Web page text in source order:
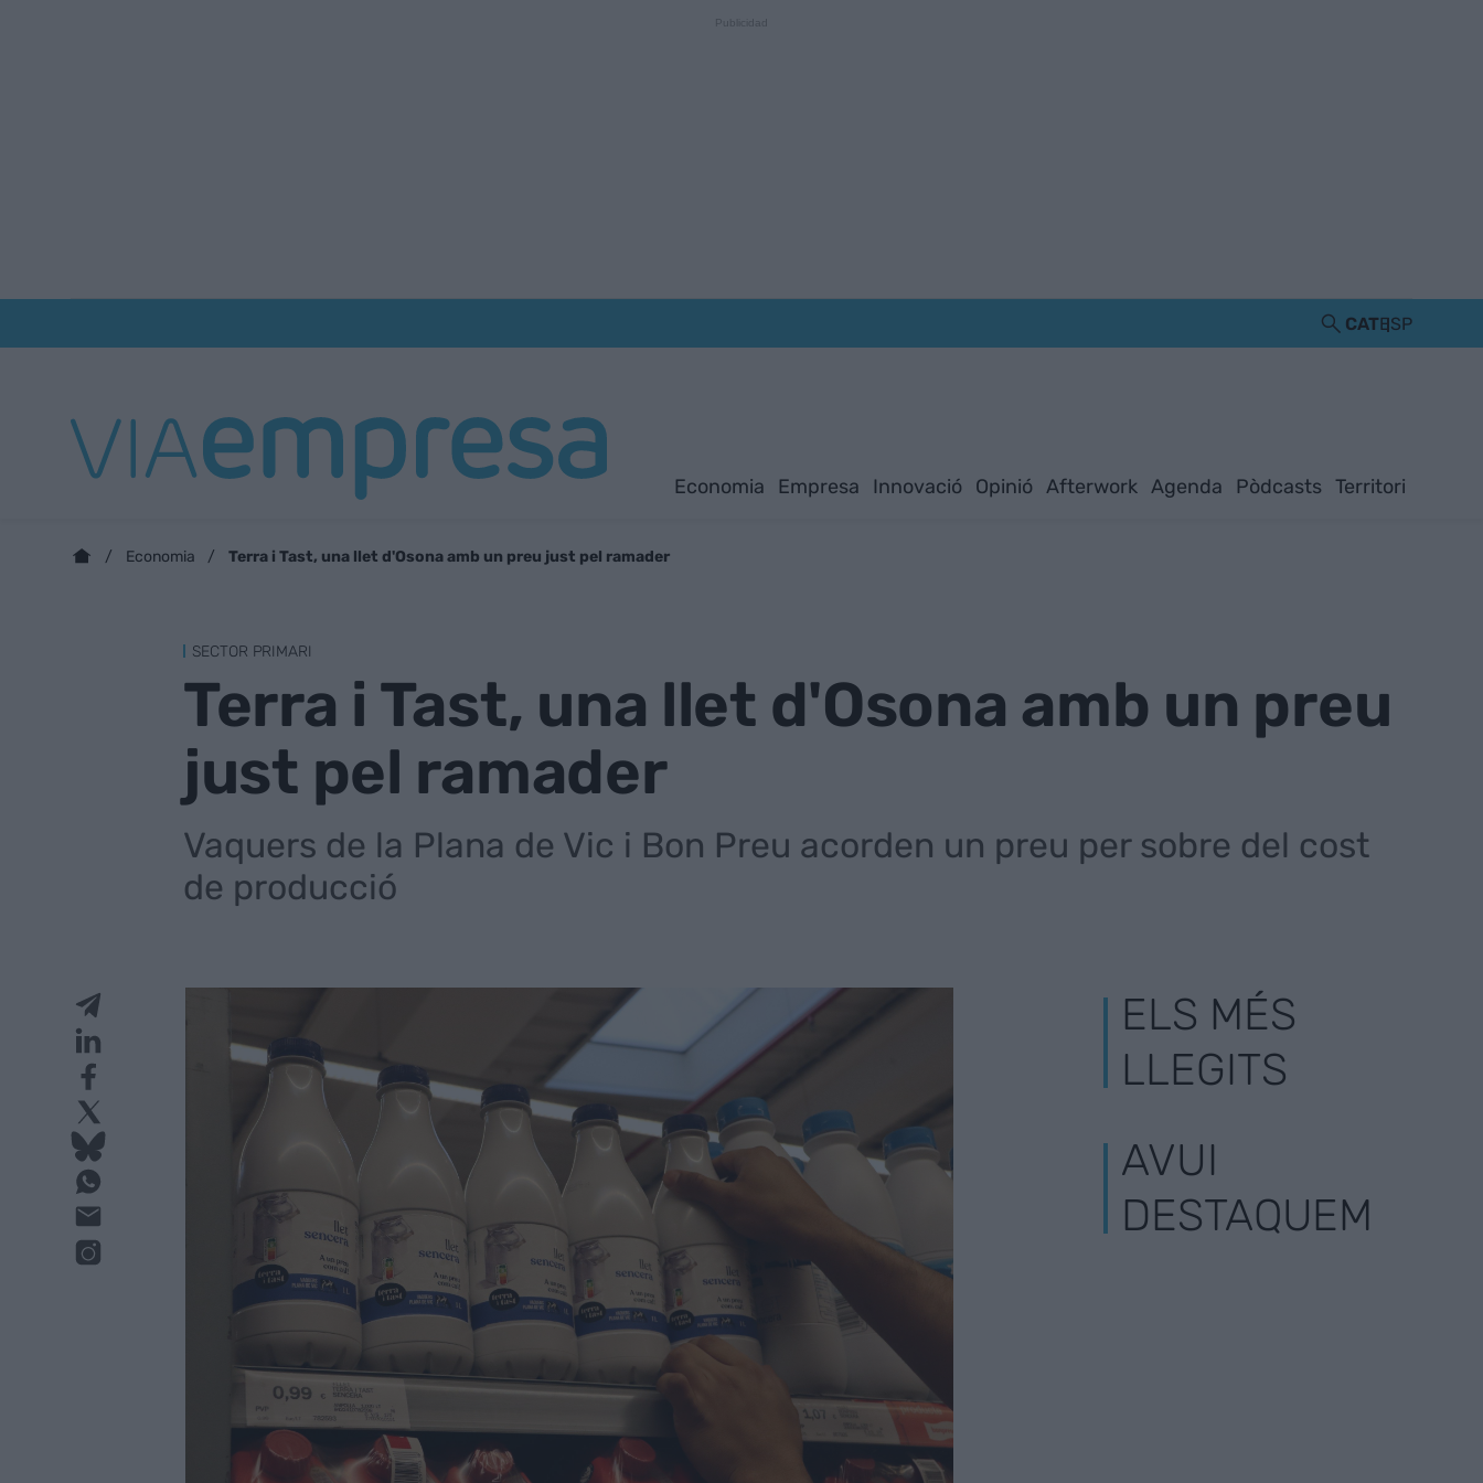
CATESP
Economia Empresa Innovació Opinió Afterwork Agenda Pòdcasts Territori
Economia Terra i Tast, una llet d'Osona amb un preu just pel ramader
SECTOR PRIMARI
Terra i Tast, una llet d'Osona amb un preu
just pel ramader
Vaquers de la Plana de Vic i Bon Preu acorden un preu per sobre del cost
de producció
ELS MÉS
LLEGITS
AVUI
DESTAQUEM